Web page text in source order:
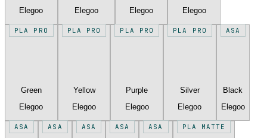
Elegoo
Elegoo
Elegoo
Elegoo
PLA PRO
Green
Elegoo
PLA PRO
Yellow
Elegoo
PLA PRO
Purple
Elegoo
PLA PRO
Silver
Elegoo
ASA
Black
Elegoo
ASA ASA ASA ASA ASA PLA MATTE